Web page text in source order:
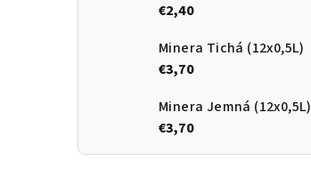
€2,40
Minera Tichá (12x0,5L)
€3,70
Minera Jemná (12x0,5L)
€3,70